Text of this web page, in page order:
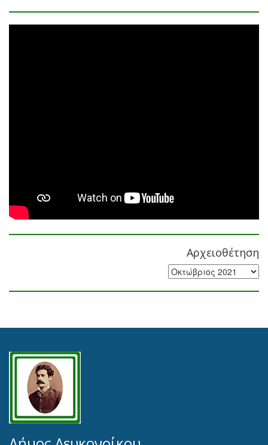
Αρχειοθέτηση
Αρχειοθέτηση